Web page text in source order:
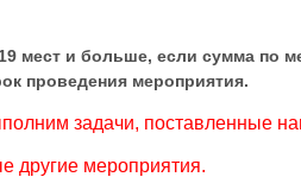
мест и больше, если сумма по
проведения мероприятия.
задачи, поставленные
другие мероприятия.